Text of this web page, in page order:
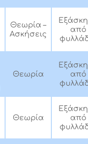
Θεωρία –
Ασκήσεις
από
Θεωρία
από
Θεωρία
από